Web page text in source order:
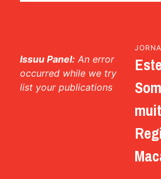
Issuu Panel: An error
occurred while we try
list your publications